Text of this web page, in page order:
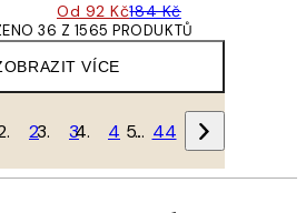
Od 92 Kč184 Kč
VÍCE
36 Z 1565 PRODUKTŮ
2 3 4 … 44